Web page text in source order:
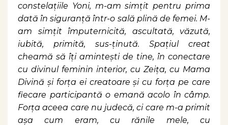
constelațiile Yoni, m-am simțit pentru prima
dată în siguranță într-o sală plină de femei. M-
am simțit împuternicită, ascultată, văzută,
iubită, primită, sus-ținută. Spațiul creat
cheamă să îți amintești de tine, în conectare
cu divinul feminin interior, cu Zeița, cu Mama
Divină și forța ei creatoare și cu forța pe care
fiecare participantă o emană acolo în câmp.
Forța aceea care nu judecă, ci care m-a primit
așa cum eram, cu rănile mele, cu